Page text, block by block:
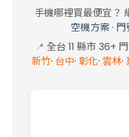
手機哪裡買最便宜？
空機方案· 門
📍 全台 11 縣市 36+
新竹· 台中· 彰化· 雲林·